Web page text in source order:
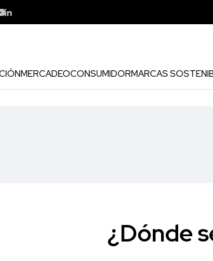
MERCADEOCONSUMIDORMARCAS
¿Dónde